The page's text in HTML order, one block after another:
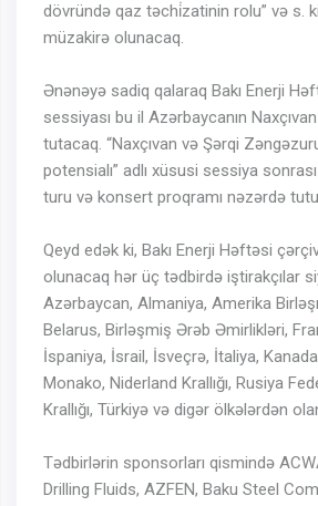
dövründə qaz təchi̇zatinin rolu” və s.
müzakirə olunacaq.
Ənənəyə sadiq qalaraq Bakı Enerji
sessiyası bu il Azərbaycanın
tutacaq. “Naxçıvan və Şərqi
potensialı” adlı xüsusi sessiya
turu və konsert proqramı nəzərdə
Qeyd edək ki, Bakı Enerji Həftəsi
olunacaq hər üç tədbirdə iştirakçılar
Azərbaycan, Almaniya, Amerika
Belarus, Birləşmiş Ərəb Əmirlikləri,
İspaniya, İsrail, İsveçrə, İtaliya,
Monako, Niderland Krallığı, Rusiya
Krallığı, Türkiyə və digər ölkələrdən
Tədbirlərin sponsorları qismində
Drilling Fluids, AZFEN, Baku Steel